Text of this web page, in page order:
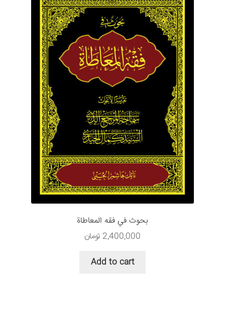
بحوث في فقه المعاطاة
2,400,000 تومان
Add to cart